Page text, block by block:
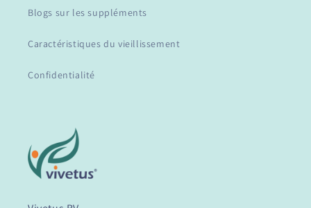
Blogs sur les suppléments
Caractéristiques du vieillissement
Confidentialité